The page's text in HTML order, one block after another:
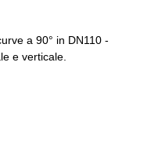
a 90° in DN110 -
e verticale.